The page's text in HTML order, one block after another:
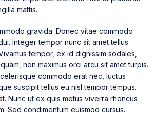
mattis.
gravida. Donec vitae commodo
Integer tempor nunc sit amet tellus
tempor, ex id dignissim sodales,
non maximus orci arcu sit amet turpis.
commodo erat nec, luctus
suscipit tellus eu nisl tempor tempus.
Nunc ut ex quis metus viverra rhoncus
Sed condimentum euismod cursus.